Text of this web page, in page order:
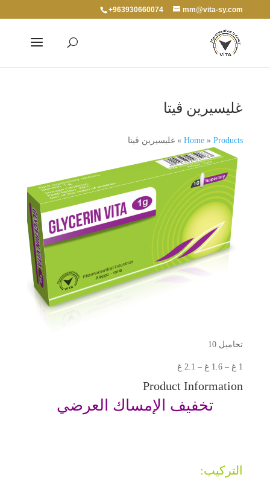
+963930660074 mm@vita-sy.com
غليسيرين ڨيتا
Home »Products
» غليسيرين ڨيتا
تحاميل 10
1 غ – 1.6 غ – 2.1 غ
Product Information
تخفيف الإمساك العرضي
التركيب: